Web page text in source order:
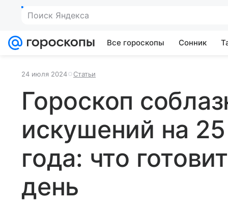
Поиск Яндекса
Все гороскопы Сонник
24 июля 2024 Статьи
Гороскоп
искушений на
года: что
день